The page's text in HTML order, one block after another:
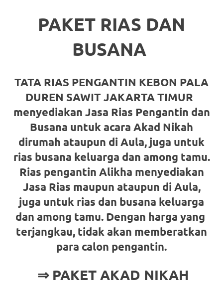
website
rolex.
content
https://
imitation
https://www.gameswatches.com
wonderful
gift
for
PAKET RIAS DAN
BUSANA
TATA RIAS PENGANTIN KEBON PALA
DUREN SAWIT JAKARTA TIMUR
menyediakan Jasa Rias Pengantin dan
Busana untuk acara Akad Nikah
dirumah ataupun di Aula, juga untuk
rias busana keluarga dan among tamu.
Rias pengantin Alikha menyediakan
Jasa Rias maupun ataupun di Aula,
juga untuk rias dan busana keluarga
dan among tamu. Dengan harga yang
terjangkau, tidak akan memberatkan
para calon pengantin.
⇒ PAKET AKAD NIKAH